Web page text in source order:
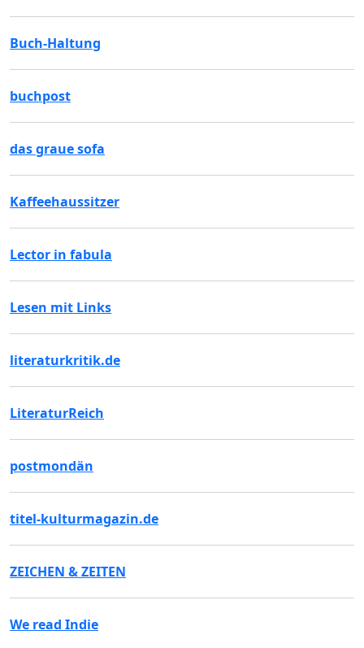
Buch-Haltung
buchpost
das graue sofa
Kaffeehaussitzer
Lector in fabula
Lesen mit Links
literaturkritik.de
LiteraturReich
postmondän
titel-kulturmagazin.de
ZEICHEN & ZEITEN
We read Indie